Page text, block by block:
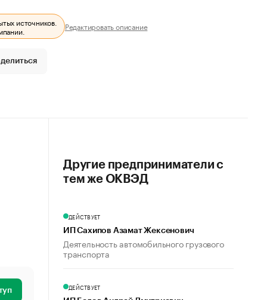
источников.
Редактировать описание
Другие предприниматели с
тем же ОКВЭД
ДЕЙСТВУЕТ
ИП Сахипов Азамат Жексенович
Деятельность автомобильного грузового
транспорта
ДЕЙСТВУЕТ